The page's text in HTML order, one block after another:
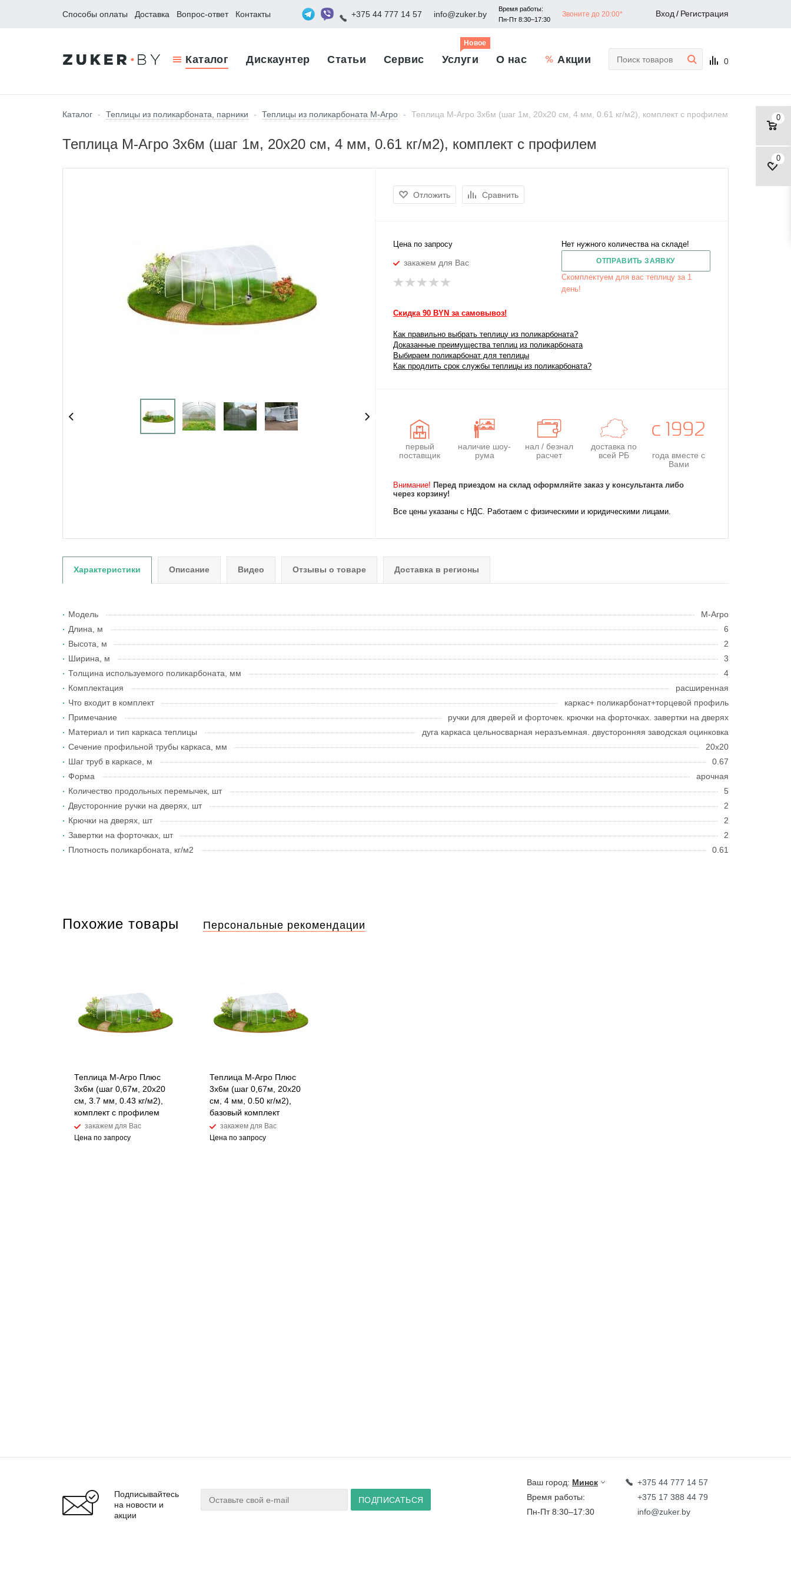
Способы оплаты Доставка Вопрос-ответ Контакты +375 44 777 14 57 info@zuker.by
Время работы:
Пн-Пт 8:30–17:30
Звоните до 20:00* Вход / Регистрация
Каталог Дискаунтер Статьи Сервис Услуги
Новое
О нас Акции 0
0
0
Каталог - Теплицы из поликарбоната, парники - Теплицы из поликарбоната М-Агро - Теплица М-Агро 3x6м (шаг 1м, 20x20 см, 4 мм, 0.61 кг/м2), комплект с профилем
Теплица М-Агро 3x6м (шаг 1м, 20x20 см, 4 мм, 0.61 кг/м2), комплект с профилем
Отложить Сравнить
Цена по запросу
закажем для Вас
Нет нужного количества на складе!
ОТПРАВИТЬ ЗАЯВКУ
Скомплектуем для вас теплицу за 1
день!
Скидка 90 BYN за самовывоз!
Как правильно выбрать теплицу из поликарбоната?
Доказанные преимущества теплиц из поликарбоната
Выбираем поликарбонат для теплицы
Как продлить срок службы теплицы из поликарбоната?
первый
поставщик
наличие шоу-
рума
нал / безнал
расчет
доставка по
всей РБ
года вместе с
Вами
Внимание! Перед приездом на склад оформляйте заказ у консультанта либо
через корзину!
Все цены указаны с НДС. Работаем с физическими и юридическими лицами.
Характеристики Описание Видео Отзывы о товаре Доставка в регионы
Модель
М-Агро
Длина, м
6
Высота, м
2
Ширина, м
3
Толщина используемого поликарбоната, мм
4
Комплектация
расширенная
Что входит в комплект
каркас+ поликарбонат+торцевой профиль
Примечание
ручки для дверей и форточек. крючки на форточках. завертки на дверях
Материал и тип каркаса теплицы
дуга каркаса цельносварная неразъемная. двусторонняя заводская оцинковка
Сечение профильной трубы каркаса, мм
20х20
Шаг труб в каркасе, м
0.67
Форма
арочная
Количество продольных перемычек, шт
5
Двусторонние ручки на дверях, шт
2
Крючки на дверях, шт
2
Завертки на форточках, шт
2
Плотность поликарбоната, кг/м2
0.61
Похожие товары Персональные рекомендации
Теплица М-Агро Плюс
3x6м (шаг 0,67м, 20x20
см, 3.7 мм, 0.43 кг/м2),
комплект с профилем
закажем для Вас
Цена по запросу
Теплица М-Агро Плюс
3x6м (шаг 0,67м, 20x20
см, 4 мм, 0.50 кг/м2),
базовый комплект
закажем для Вас
Цена по запросу
Подписывайтесь
на новости и
акции
Ваш город: Минск
Время работы:
Пн-Пт 8:30–17:30
+375 44 777 14 57
+375 17 388 44 79
info@zuker.by